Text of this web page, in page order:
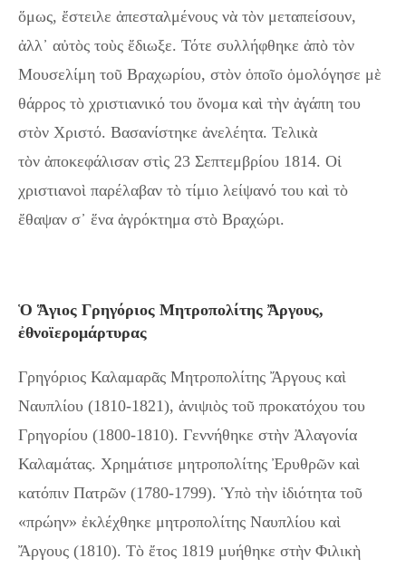
ὅμως, ἔστειλε ἀπεσταλμένους νὰ τὸν μεταπείσουν,
ἀλλ᾿ αὐτὸς τοὺς ἔδιωξε. Τότε συλλήφθηκε ἀπὸ τὸν
Μουσελίμη τοῦ Βραχωρίου, στὸν ὁποῖο ὁμολόγησε μὲ
θάρρος τὸ χριστιανικό του ὄνομα καὶ τὴν ἀγάπη του
στὸν Χριστό. Βασανίστηκε ἀνελέητα. Τελικὰ
τὸν ἀποκεφάλισαν στὶς 23 Σεπτεμβρίου 1814. Οἱ
χριστιανοὶ παρέλαβαν τὸ τίμιο λείψανό του καὶ τὸ
ἔθαψαν σ᾿ ἕνα ἀγρόκτημα στὸ Βραχώρι.
Ὁ Ἅγιος Γρηγόριος Μητροπολίτης Ἄργους,
ἐθνοϊερομάρτυρας
Γρηγόριος Καλαμαρᾶς Μητροπολίτης Ἄργους καὶ
Ναυπλίου (1810-1821), ἀνιψιὸς τοῦ προκατόχου του
Γρηγορίου (1800-1810). Γεννήθηκε στὴν Ἀλαγονία
Καλαμάτας. Χρημάτισε μητροπολίτης Ἐρυθρῶν καὶ
κατόπιν Πατρῶν (1780-1799). Ὑπὸ τὴν ἰδιότητα τοῦ
«πρώην» ἐκλέχθηκε μητροπολίτης Ναυπλίου καὶ
Ἄργους (1810). Τὸ ἔτος 1819 μυήθηκε στὴν Φιλικὴ